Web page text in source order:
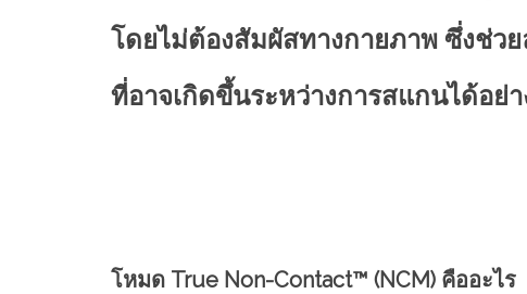
โดยไม่ต้องสัมผัสทางกายภาพ ซึ่
ที่อาจเกิดขึ้นระหว่างการสแกนได้อย่
โหมด True Non-Contact™ (NCM) คืออะไร